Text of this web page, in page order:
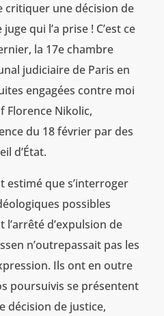
critiquer une décision de
qui l’a prise ! C’est ce
la 17e chambre
judiciaire de Paris en
engagées contre moi
Florence Nikolic,
du 18 février par des
d’État.
estimé que s’interroger
possibles
l’arrêté d’expulsion de
n’outrepassait pas les
Ils ont en outre
poursuivis se présentent
décision de justice,